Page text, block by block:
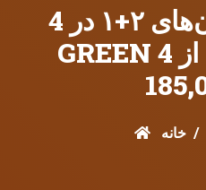
آپارتمان‌های ۲+۱ در 4EVER
GREEN 4 ینی بوغازچی از
خانه